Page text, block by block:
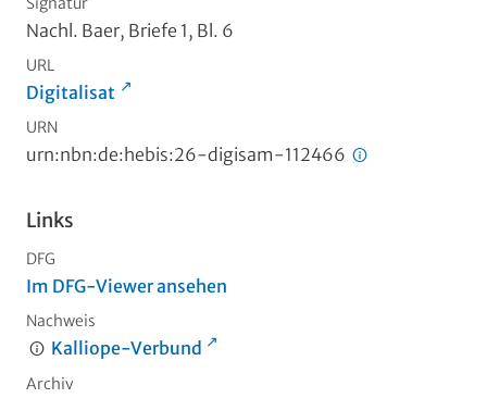
Nachl. Baer, Briefe 1, Bl. 6
URL
Digitalisat
URN
urn:nbn:de:hebis:26-digisam-112466
Links
DFG
Im DFG-Viewer ansehen
Nachweis
Kalliope-Verbund
Archiv